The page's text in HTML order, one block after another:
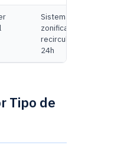
Sistemas
zonificados con
recirculación
24h
Tipo de